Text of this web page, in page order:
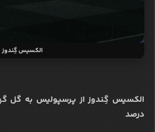
الکسیس گِندوز
درصد